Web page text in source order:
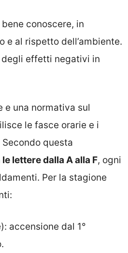
conoscere, in
e al rispetto dell’ambiente.
degli effetti negativi in
una normativa sul
le fasce orarie e i
questa
lettere dalla A alla F, ogni
Per la stagione
accensione dal 1°